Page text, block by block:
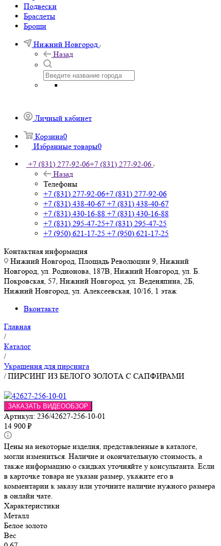
Подвески
Браслеты
Броши
Нижний Новгород
Назад
Личный кабинет
Корзина0
Избранные товары0
+7 (831) 277-92-06+7 (831) 277-92-06
Назад
Телефоны
+7 (831) 277-92-06+7 (831) 277-92-06
+7 (831) 438-40-67 +7 (831) 438-40-67
+7 (831) 430-16-88 +7 (831) 430-16-88
+7 (831) 295-47-25+7 (831) 295-47-25
+7 (950) 621-17-25 +7 (950) 621-17-25
Контактная информация
Нижний Новгород, Площадь Революции 9, Нижний
Новгород, ул. Родионова, 187В, Нижний Новгород, ул. Б.
Покровская, 57, Нижний Новгород, ул. Веденяпина, 2Б,
Нижний Новгород, ул. Алексеевская, 10/16, 1 этаж
Вконтакте
Главная
/
Каталог
/
Украшения для пирсинга
/ПИРСИНГ ИЗ БЕЛОГО ЗОЛОТА С САПФИРАМИ
ЗАКАЗАТЬ ВИДЕООБЗОР
Артикул: 236/42627-256-10-01
14 900 ₽
Цены на некоторые изделия, представленные в каталоге,
могли измениться. Наличие и окончательную стоимость, а
также информацию о скидках уточняйте у консультанта. Если
в карточке товара не указан размер, укажите его в
комментарии к заказу или уточните наличие нужного размера
в онлайн чате.
Характеристики
Металл
Белое золото
Вес